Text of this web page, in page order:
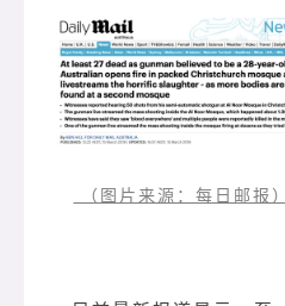
（图片来源：每日邮报）